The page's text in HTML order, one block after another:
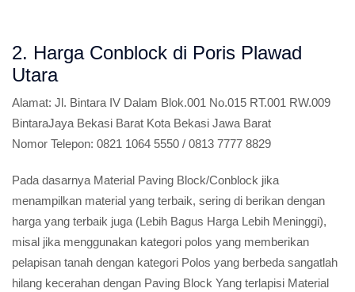
2. Harga Conblock di Poris Plawad
Utara
Alamat: Jl. Bintara IV Dalam Blok.001 No.015 RT.001 RW.009
BintaraJaya Bekasi Barat Kota Bekasi Jawa Barat
Nomor Telepon: 0821 1064 5550 / 0813 7777 8829
Pada dasarnya Material Paving Block/Conblock jika
menampilkan material yang terbaik, sering di berikan dengan
harga yang terbaik juga (Lebih Bagus Harga Lebih Meninggi),
misal jika menggunakan kategori polos yang memberikan
pelapisan tanah dengan kategori Polos yang berbeda sangatlah
hilang kecerahan dengan Paving Block Yang terlapisi Material